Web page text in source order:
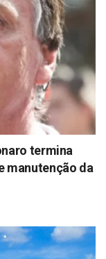
termina
manutenção da